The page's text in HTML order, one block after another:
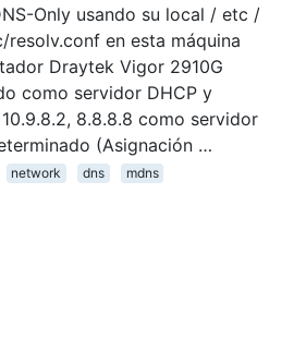
Only usando su local / etc /
resolv.conf en esta máquina
Draytek Vigor 2910G
como servidor DHCP y
8.8.8.8 como servidor
(Asignación …
network dns mdns